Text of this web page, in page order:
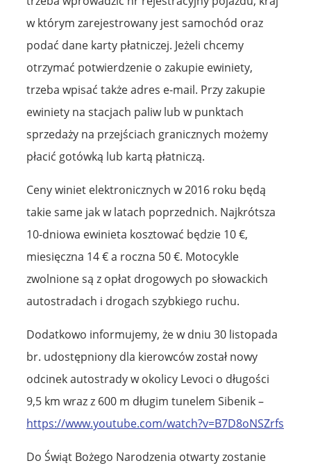
w którym zarejestrowany jest samochód oraz
podać dane karty płatniczej. Jeżeli chcemy
otrzymać potwierdzenie o zakupie ewiniety,
trzeba wpisać także adres e-mail. Przy zakupie
ewiniety na stacjach paliw lub w punktach
sprzedaży na przejściach granicznych możemy
płacić gotówką lub kartą płatniczą.
Ceny winiet elektronicznych w 2016 roku będą
takie same jak w latach poprzednich. Najkrótsza
10-dniowa ewinieta kosztować będzie 10 €,
miesięczna 14 € a roczna 50 €. Motocykle
zwolnione są z opłat drogowych po słowackich
autostradach i drogach szybkiego ruchu.
Dodatkowo informujemy, że w dniu 30 listopada
br. udostępniony dla kierowców został nowy
odcinek autostrady w okolicy Levoci o długości
9,5 km wraz z 600 m długim tunelem Sibenik –
https://www.youtube.com/watch?v=B7D8oNSZrfs
Do Świąt Bożego Narodzenia otwarty zostanie